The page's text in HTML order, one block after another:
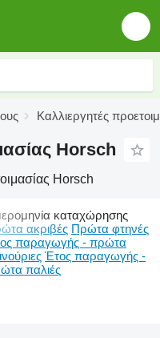
Καλλιεργητές
Horsch
Horsch
καταχώρησης
ακριβές Πρώτα φτηνές
παραγωγής - πρώτα
Έτος παραγωγής -
παλιές